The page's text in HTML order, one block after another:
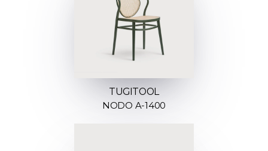
TUGITOOL
NODO A-1400